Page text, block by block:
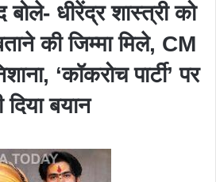
बोले- धीरेंद्र शास्त्री को
की जिम्मा मिले, CM
‘कॉकरोच पार्टी’ पर
दिया बयान